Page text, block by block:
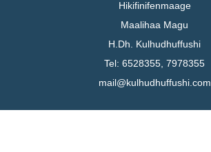
Hikifinifenmaage
Maalihaa Magu
H.Dh. Kulhudhuffushi
Tel: 6528355, 7978355
mail@kulhudhuffushi.com